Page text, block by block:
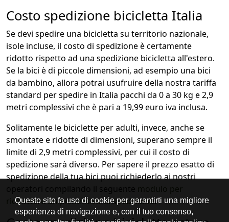
Costo spedizione bicicletta Italia
Se devi spedire una bicicletta su territorio nazionale,
isole incluse, il costo di spedizione è certamente
ridotto rispetto ad una spedizione bicicletta all'estero.
Se la bici è di piccole dimensioni, ad esempio una bici
da bambino, allora potrai usufruire della nostra tariffa
standard per spedire in Italia pacchi da 0 a 30 kg e 2,9
metri complessivi che è pari a 19,99 euro iva inclusa.
Solitamente le biciclette per adulti, invece, anche se
smontate e ridotte di dimensioni, superano sempre il
limite di 2,9 metri complessivi, per cui il costo di
spedizione sarà diverso. Per sapere il prezzo esatto di
spedizione della tua bici puoi richiederlo ai nostri
operatori compilando il seguente modulo per
richiedere un preventivo di spedizione.